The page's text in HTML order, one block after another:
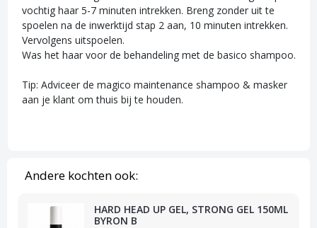
Andere kochten ook:
HARD HEAD UP GEL, STRONG GEL 150ML
BYRON B
vochtig haar 5-7 minuten intrekken. Breng zonder uit te
spoelen na de inwerktijd stap 2 aan, 10 minuten intrekken.
Vervolgens uitspoelen.
Was het haar voor de behandeling met de basico shampoo.
Tip: Adviceer de magico maintenance shampoo & masker
aan je klant om thuis bij te houden.